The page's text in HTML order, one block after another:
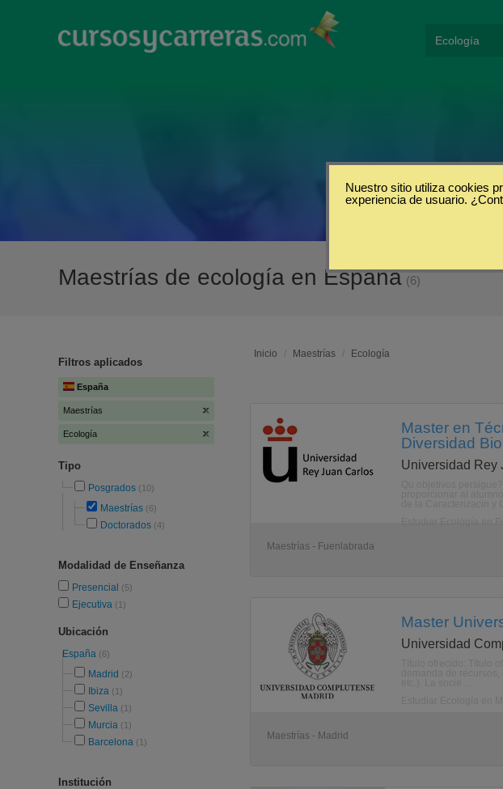
Maestrías de ecología en España (6)
Filtros aplicados
España
Maestrías
Ecología
Tipo
Posgrados (10)
Maestrías (6)
Doctorados (4)
Modalidad de Enseñanza
Presencial (5)
Ejecutiva (1)
Ubicación
España (6)
Madrid (2)
Ibiza (1)
Sevilla (1)
Murcia (1)
Barcelona (1)
Institución
Inicio / Maestrías / Ecología
Master en
Diversidad
Universidad Rey
Maestrías - Fuenlabrada
Master
Universidad
Maestrías - Madrid
Nuestro sitio utiliza cookies
experiencia de usuario.